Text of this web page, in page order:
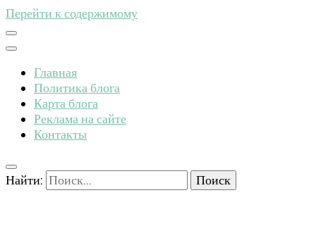
Перейти к содержимому
Главная
Политика блога
Карта блога
Реклама на сайте
Контакты
Найти: